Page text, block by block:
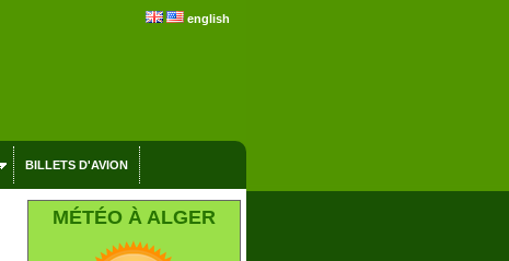
english
BILLETS D'AVION
MÉTÉO À ALGER